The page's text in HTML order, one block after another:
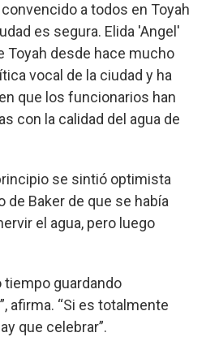
a todos en Toyah
es segura. Elida 'Angel'
Toyah desde hace mucho
vocal de la ciudad y ha
que los funcionarios han
con la calidad del agua de
se sintió optimista
de Baker de que se había
el agua, pero luego
tiempo guardando
afirma. “Si es totalmente
que celebrar”.